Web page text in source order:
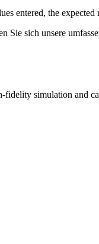
entered, the
Sie sich unsere
simulation and